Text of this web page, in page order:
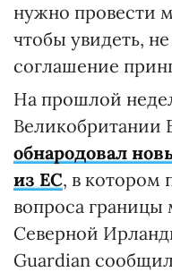
нужно провести
чтобы увидеть,
соглашение
На прошлой
Великобритании
обнародовал
из ЕС, в котором
вопроса
Северной
Guardian